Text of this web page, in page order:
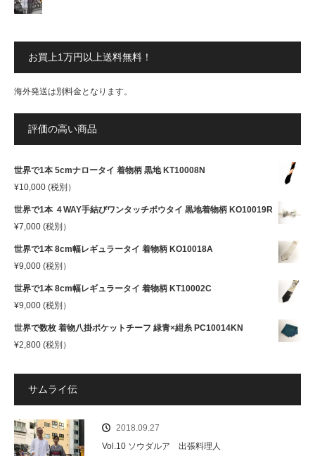
お買上1万円以上送料無料！
海外発送は別料金となります。
評価の高い商品
世界で1本 5cmナロータイ 着物柄 黒地 KT10008N
¥10,000 (税別）
世界で1本 ４WAY手結びワンタッチボウタイ 黒地着物柄 KO10019R
¥7,000 (税別）
世界で1本 8cm幅レギュラータイ 着物柄 KO10018A
¥9,000 (税別）
世界で1本 8cm幅レギュラータイ 着物柄 KT10002C
¥9,000 (税別）
世界で数枚 着物八掛ポケットチーフ 緑青×紺糸 PC10014KN
¥2,800 (税別）
サムライ伝
2018.09.27
Vol.10 ソウダルア 出張料理人